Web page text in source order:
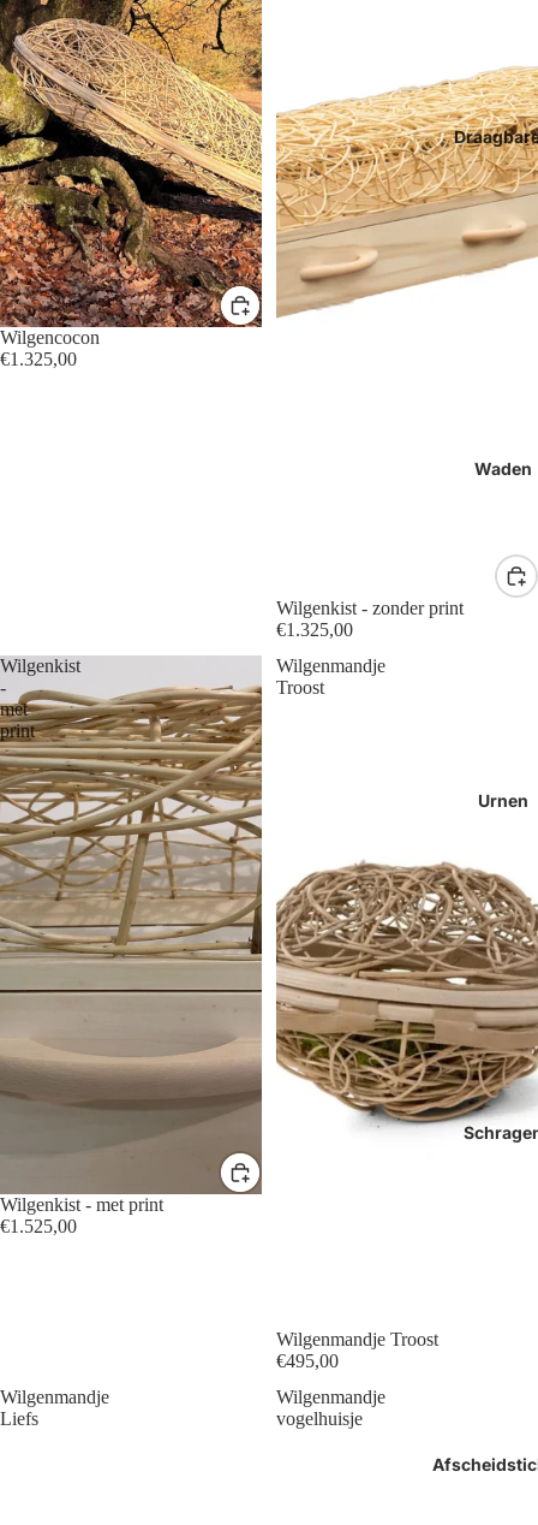
Waden
Urnen
Wilgencocon
€1.325,00
Wilgenkist - zonder print
€1.325,00
Wilgenkist
-
met
print
Wilgenkist - met print
€1.525,00
Wilgenmandje
Troost
Wilgenmandje Troost
€495,00
Wilgenmandje
Liefs
Wilgenmandje
vogelhuisje